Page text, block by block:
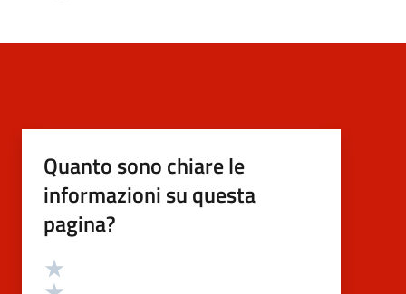
Quanto sono chiare le
informazioni su questa
pagina?
Valutazione